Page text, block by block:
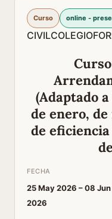
Curso online -
CIVILCOLEGIO
(Adaptado
de enero,
de
FECHA
25 May 2026 –08 Jun
2026